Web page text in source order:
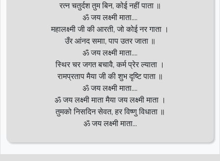
रत्न चतुर्दश तुम बिन, कोई नहीं पाता ॥
ॐ जय लक्ष्मी माता....
महालक्ष्मी जी की आरती, जो कोई नर गाता ।
उँर आंनद समाा, पाप उतर जाता ॥
ॐ जय लक्ष्मी माता....
स्थिर चर जगत बचावै, कर्म प्रेर ल्याता ।
रामप्रताप मैया जी की शुभ दृष्टि पाता ॥
ॐ जय लक्ष्मी माता....
ॐ जय लक्ष्मी माता मैया जय लक्ष्मी माता ।
तुमको निसदिन सेवत, हर विष्णु विधाता ॥
ॐ जय लक्ष्मी माता...